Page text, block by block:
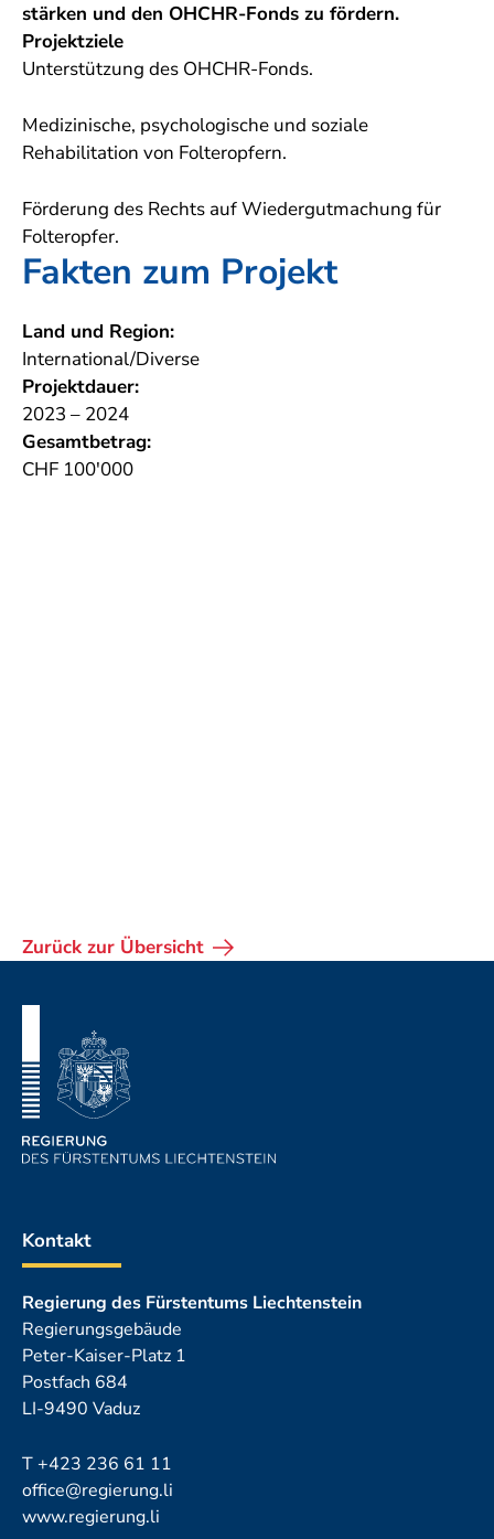
stärken und den OHCHR-Fonds zu fördern.
Projektziele
Unterstützung des OHCHR-Fonds.
Medizinische, psychologische und soziale
Rehabilitation von Folteropfern.
Förderung des Rechts auf Wiedergutmachung für
Folteropfer.
Fakten zum Projekt
Land und Region:
International/Diverse
Projektdauer:
2023 – 2024
Gesamtbetrag:
CHF 100'000
Zurück zur Übersicht
Kontakt
Regierung des Fürstentums Liechtenstein
Regierungsgebäude
Peter-Kaiser-Platz 1
Postfach 684
LI-9490 Vaduz
T+423 236 61 11
office@regierung.li
www.regierung.li